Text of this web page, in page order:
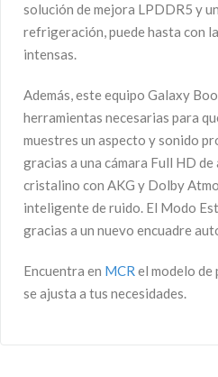
solución de mejora LPDDR5 y
refrigeración, puede hasta con
intensas.
Además, este equipo Galaxy
herramientas necesarias para
muestres un aspecto y sonido
gracias a una cámara Full HD
cristalino con AKG y Dolby
inteligente de ruido. El Modo
gracias a un nuevo encuadre
Encuentra en MCR el modelo
se ajusta a tus necesidades.